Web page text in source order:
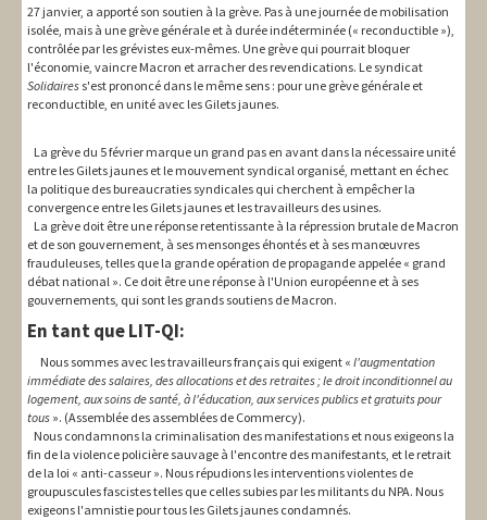
27 janvier, a apporté son soutien à la grève. Pas à une journée de mobilisation
isolée, mais à une grève générale et à durée indéterminée (« reconductible »),
contrôlée par les grévistes eux-mêmes. Une grève qui pourrait bloquer
l'économie, vaincre Macron et arracher des revendications. Le syndicat
Solidaires s'est prononcé dans le même sens : pour une grève générale et
reconductible, en unité avec les Gilets jaunes.
La grève du 5 février marque un grand pas en avant dans la nécessaire unité
entre les Gilets jaunes et le mouvement syndical organisé, mettant en échec
la politique des bureaucraties syndicales qui cherchent à empêcher la
convergence entre les Gilets jaunes et les travailleurs des usines.
La grève doit être une réponse retentissante à la répression brutale de Macron
et de son gouvernement, à ses mensonges éhontés et à ses manœuvres
frauduleuses, telles que la grande opération de propagande appelée « grand
débat national ». Ce doit être une réponse à l'Union européenne et à ses
gouvernements, qui sont les grands soutiens de Macron.
En tant que LIT-QI:
Nous sommes avec les travailleurs français qui exigent « l'augmentation
immédiate des salaires, desallocationset des retraites ; le droit inconditionnel au
logement, aux soins desanté, à l'éducation, aux services publics etgratuitspour
tous ». (Assemblée des assemblées de Commercy).
Nous condamnons la criminalisation des manifestations et nous exigeons la
fin de la violence policière sauvage à l'encontre des manifestants, et le retrait
de la loi « anti-casseur ». Nous répudions les interventions violentes de
groupuscules fascistes telles que celles subies par les militants du NPA. Nous
exigeons l'amnistie pour tous les Gilets jaunes condamnés.